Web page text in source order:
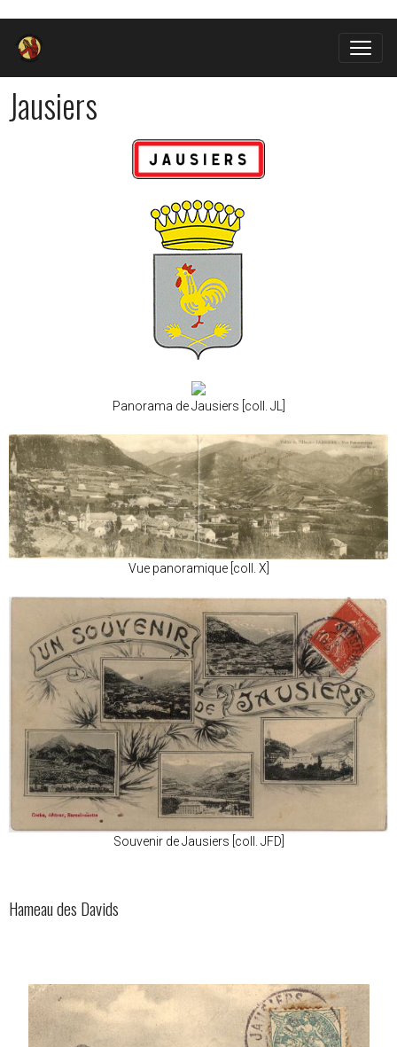
Jausiers
Panorama de Jausiers [coll. JL]
Vue panoramique [coll. X]
Souvenir de Jausiers [coll. JFD]
Hameau des Davids